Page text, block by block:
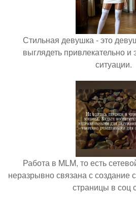
Стильная девушка - это
выглядеть привлекательно и
ситуации.
Работа в MLM, то есть
неразрывно связана с создание
страницы в соц